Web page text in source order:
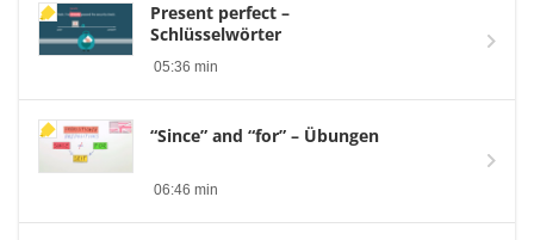
Present perfect –
Schlüsselwörter
05:36 min
“Since” and “for” – Übungen
06:46 min